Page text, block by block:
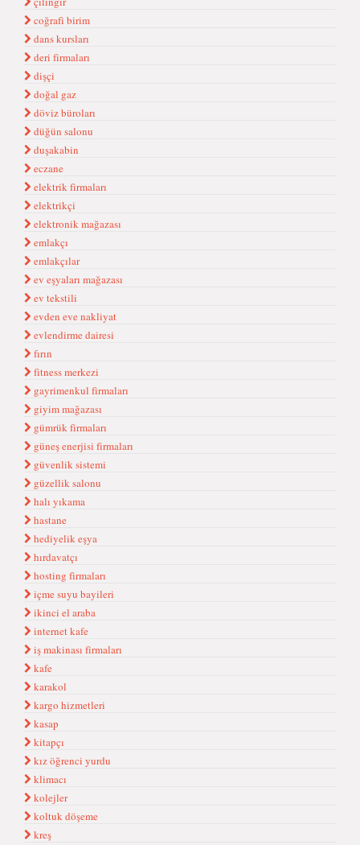
coğrafi birim
dans kursları
deri firmaları
dişçi
doğal gaz
döviz büroları
düğün salonu
duşakabin
eczane
elektrik firmaları
elektrikçi
elektronik mağazası
emlakçı
emlakçılar
ev eşyaları mağazası
ev tekstili
evden eve nakliyat
evlendirme dairesi
fırın
fitness merkezi
gayrimenkul firmaları
giyim mağazası
gümrük firmaları
güneş enerjisi firmaları
güvenlik sistemi
güzellik salonu
halı yıkama
hastane
hediyelik eşya
hırdavatçı
hosting firmaları
içme suyu bayileri
ikinci el araba
internet kafe
iş makinası firmaları
kafe
karakol
kargo hizmetleri
kasap
kitapçı
kız öğrenci yurdu
klimacı
kolejler
koltuk döşeme
kreş